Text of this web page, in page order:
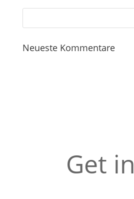
Neueste Kommentare
Get in